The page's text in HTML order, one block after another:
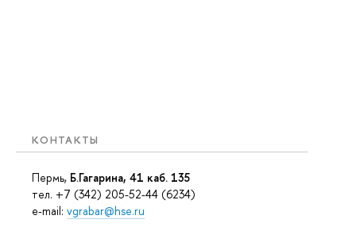
КОНТАКТЫ
Пермь, Б.Гагарина, 41 каб. 135
тел. +7 (342) 205-52-44 (6234)
e-mail: vgrabar@hse.ru